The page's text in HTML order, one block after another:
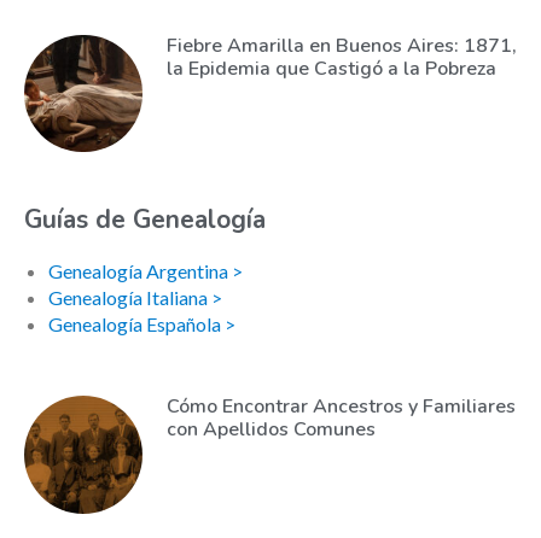
Fiebre Amarilla en Buenos Aires: 1871,
la Epidemia que Castigó a la Pobreza
Guías de Genealogía
Genealogía Argentina >
Genealogía Italiana >
Genealogía Española >
Cómo Encontrar Ancestros y Familiares
con Apellidos Comunes